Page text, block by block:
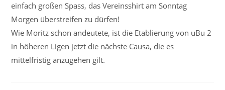
einfach großen Spass, das Vereinsshirt am Sonntag
Morgen überstreifen zu dürfen!
Wie Moritz schon andeutete, ist die Etablierung von uBu 2
in höheren Ligen jetzt die nächste Causa, die es
mittelfristig anzugehen gilt.